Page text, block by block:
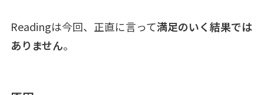
Readingは今回、正直に言って満足のいく結果では
ありません。